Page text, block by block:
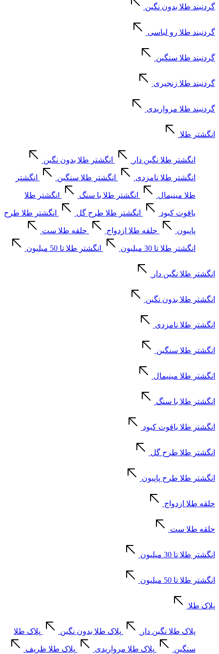
گردنبند طلا بدون نگین
گردنبند طلا رو لباسی
گردنبند طلا سنگین
گردنبند طلا زنجیری
گردنبند طلا مرواریدی
انگشتر طلا
انگشتر طلا نگین دار انگشتر طلا بدون نگین
انگشتر طلا نامزدی انگشتر طلا سنگین انگشتر
طلا مینیمال انگشتر طلا با سنگ انگشتر طلا
یاقوت کبود انگشتر طلا طرح گل انگشتر طلا طرح
پاپیون حلقه طلا ازدواج حلقه طلا ست
انگشتر طلا تا 30 میلیون انگشتر طلا تا 50 میلیون
انگشتر طلا نگین دار
انگشتر طلا بدون نگین
انگشتر طلا نامزدی
انگشتر طلا سنگین
انگشتر طلا مینیمال
انگشتر طلا با سنگ
انگشتر طلا یاقوت کبود
انگشتر طلا طرح گل
انگشتر طلا طرح پاپیون
حلقه طلا ازدواج
حلقه طلا ست
انگشتر طلا تا 30 میلیون
انگشتر طلا تا 50 میلیون
پلاک طلا
پلاک طلا نگین دار پلاک طلا بدون نگین پلاک طلا
سنگین پلاک طلا مرواریدی پلاک طلا ظریف